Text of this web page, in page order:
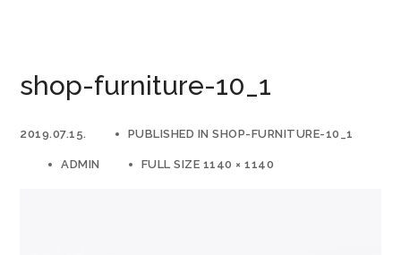
shop-furniture-10_1
2019.07.15. PUBLISHED INSHOP-FURNITURE-10_1
ADMIN FULL SIZE 1140 × 1140